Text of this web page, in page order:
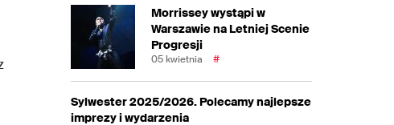
Morrissey wystąpi w
Warszawie na Letniej Scenie
Progresji
05 kwietnia #
Sylwester 2025/2026. Polecamy najlepsze
imprezy i wydarzenia